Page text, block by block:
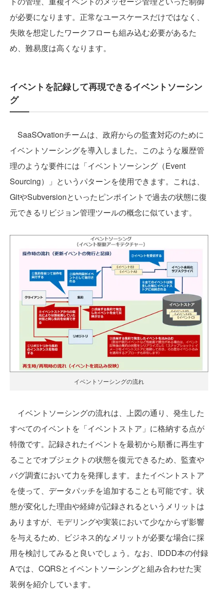
が必要になります。正常なユースケースだけではなく、
失敗を想定したワークフローも組み込む必要があるた
め、難易度は高くなります。
イベントを記録して再現できるイベントソーシン
グ
SaaSOvationチームは、政府からの監査対応のために
イベントソーシングを導入しました。このような履歴管
理のような要件には「イベントソーシング（Event
Sourcing）」というパターンを使用できます。これは、
GitやSubversionといったピンポイントで過去の状態に復
元できるリビジョン管理ツールの概念に似ています。
イベントソーシングの流れ
イベントソーシングの流れは、上図の通り、発生した
すべてのイベントを「イベントストア」に格納する点が
特徴です。記録されたイベントを最初から順番に再生す
ることでオブジェクトの状態を復元できるため、監査や
バグ調査において力を発揮します。またイベントストア
を使って、データパッチを追加することも可能です。状
態が変化した理由や経緯が記録されるというメリットは
ありますが、モデリングや実装において少なからず影響
を与えるため、ビジネス的なメリットが必要な場合に採
用を検討してみると良いでしょう。なお、IDDD本の付録
Aでは、CQRSとイベントソーシングと組み合わせた実
装例を紹介しています。